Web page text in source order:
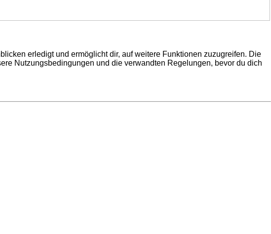
erledigt und ermöglicht dir, auf weitere Funktionen zuzugreifen. Die
Nutzungsbedingungen und die verwandten Regelungen, bevor du dich